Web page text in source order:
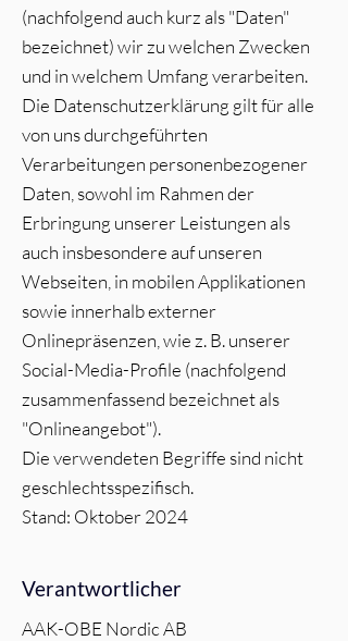
(nachfolgend auch kurz als "Daten"
bezeichnet) wir zu welchen Zwecken
und in welchem Umfang verarbeiten.
Die Datenschutzerklärung gilt für alle
von uns durchgeführten
Verarbeitungen personenbezogener
Daten, sowohl im Rahmen der
Erbringung unserer Leistungen als
auch insbesondere auf unseren
Webseiten, in mobilen Applikationen
sowie innerhalb externer
Onlinepräsenzen, wie z. B. unserer
Social-Media-Profile (nachfolgend
zusammenfassend bezeichnet als
"Onlineangebot").
Die verwendeten Begriffe sind nicht
geschlechtsspezifisch.
Stand: Oktober 2024
Verantwortlicher
AAK-OBE Nordic AB